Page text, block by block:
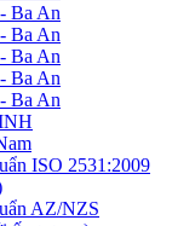
Ba An
Ba An
Ba An
Ba An
Ba An
ISO 2531:2009
AZ/NZS